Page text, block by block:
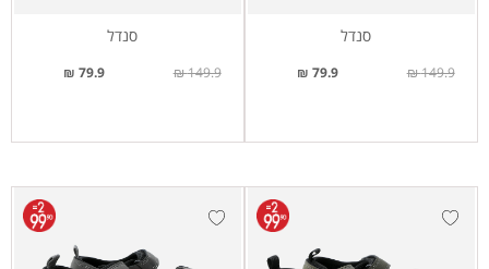
סנדל
79.9 ₪ 149.9 ₪
סנדל
79.9 ₪ 149.9 ₪